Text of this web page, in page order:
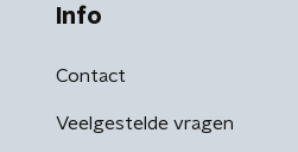
Info
Contact
Veelgestelde vragen